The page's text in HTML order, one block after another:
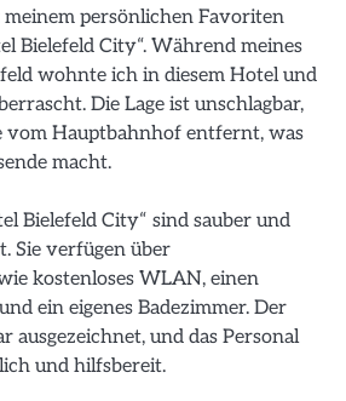
meinem persönlichen Favoriten
Bielefeld City“. Während meines
wohnte ich in diesem Hotel und
Die Lage ist unschlagbar,
vom Hauptbahnhof entfernt, was
macht.
Bielefeld City“ sind sauber und
Sie verfügen über
kostenloses WLAN, einen
ein eigenes Badezimmer. Der
ausgezeichnet, und das Personal
und hilfsbereit.